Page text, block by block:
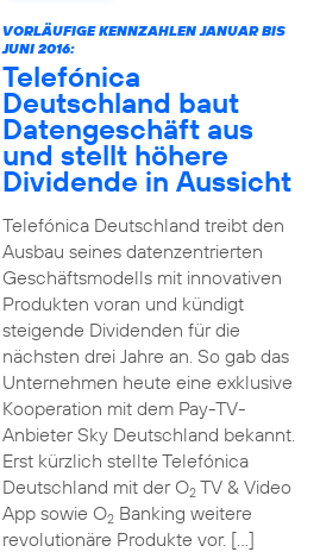
VORLÄUFIGE KENNZAHLEN JANUAR BIS
JUNI 2016:
Telefónica
Deutschland baut
Datengeschäft aus
und stellt höhere
Dividende in Aussicht
Telefónica Deutschland treibt den
Ausbau seines datenzentrierten
Geschäftsmodells mit innovativen
Produkten voran und kündigt
steigende Dividenden für die
nächsten drei Jahre an. So gab das
Unternehmen heute eine exklusive
Kooperation mit dem Pay-TV-
Anbieter Sky Deutschland bekannt.
Erst kürzlich stellte Telefónica
Deutschland mit der O2TV & Video
App sowie O2Banking weitere
revolutionäre Produkte vor. […]